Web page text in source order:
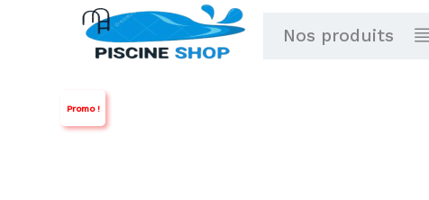
Nos produits
Promo !